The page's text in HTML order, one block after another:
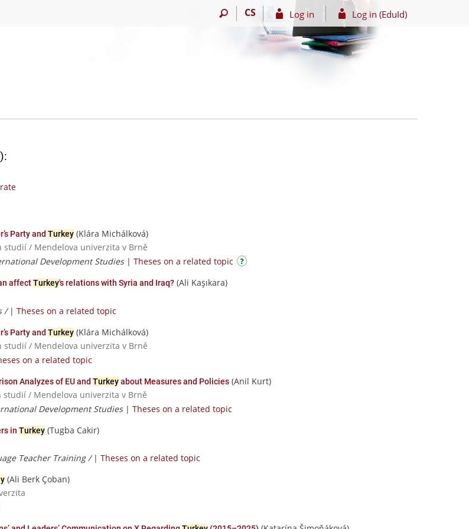
CS Log in Log in (EduId)
Party and Turkey (Klára Michálková)
studií / Mendelova univerzita v Brně
Development Studies| Theses on a related topic
affectTurkey's relations with Syria and Iraq? (Ali Kaşıkara)
/ | Theses on a related topic
Party and Turkey (Klára Michálková)
studií / Mendelova univerzita v Brně
on a related topic
Analyzes of EU and Turkeyabout Measures and Policies (Anil Kurt)
studií / Mendelova univerzita v Brně
Development Studies| Theses on a related topic
in Turkey (Tugba Cakir)
Teacher Training / | Theses on a related topic
(Ali Berk Çoban)